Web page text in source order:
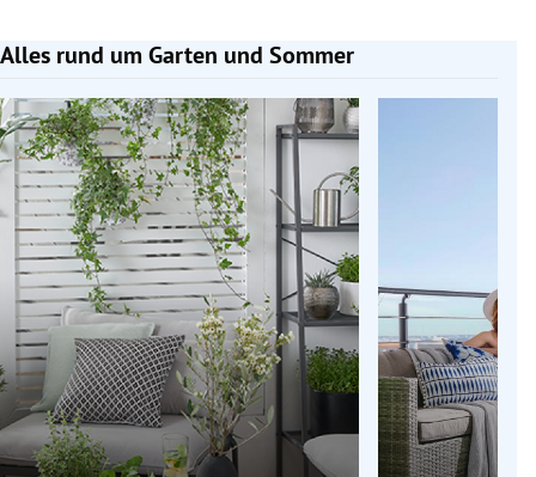
Alles rund um Garten und Sommer
Slide 1 von 6